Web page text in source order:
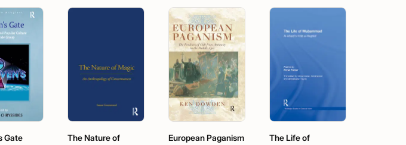
Gate
The Nature of
European Paganism
The Life of